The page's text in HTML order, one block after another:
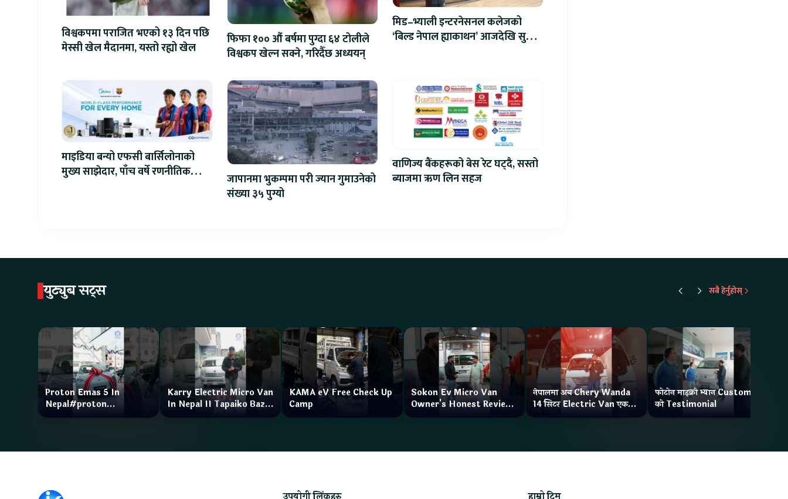
विश्वकपमा पराजित भएको १३ दिन पछि
मेस्सी खेल मैदानमा, यस्तो रह्यो खेल
फिफा १०० औं बर्षमा पुग्दा ६४ टोलीले
विश्वकप खेल्न सक्ने, गरिदैँछ अध्ययन्
मिड–भ्याली इन्टरनेसनल कलेजको
‘बिल्ड नेपाल ह्याकाथन’ आजदेखि सुरु,
माइडिया बन्यो एफसी बार्सिलोनाको
मुख्य साझेदार, पाँच वर्षे रणनीतिक
जापानमा भुकम्पमा परी ज्यान गुमाउनेको
संख्या ३५ पुग्यो
वाणिज्य बैंकहरूको बेस रेट घट्दै, सस्तो
ब्याजमा ऋण लिन सहज
युट्युब सट्स सबै हेर्नुहोस्
Proton Emas 5 In
Nepal#proton
#protonemas5#protonnepal#evcarnepal
Karry Electric Micro Van
In Nepal II Tapaiko Bazar
II Jankari Kendra
KAMA eV Free Check Up
Camp
Sokon Ev Micro Van
Owner's Honest Review
How is the service?
नेपालमा अब Chery Wanda
14 सिटर Electric Van एक
Charge मा दिन्छ 300KM
फोटोन माइक्रो भ्यान Customer
को Testimonial